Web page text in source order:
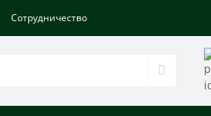
Cотрудничество